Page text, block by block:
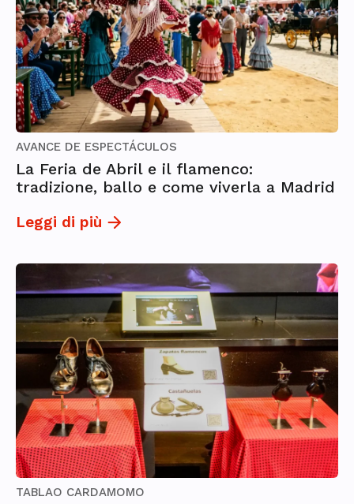
AVANCE DE ESPECTÁCULOS
La Feria de Abril e il flamenco:
tradizione, ballo e come viverla a Madrid
Leggi di più
TABLAO CARDAMOMO